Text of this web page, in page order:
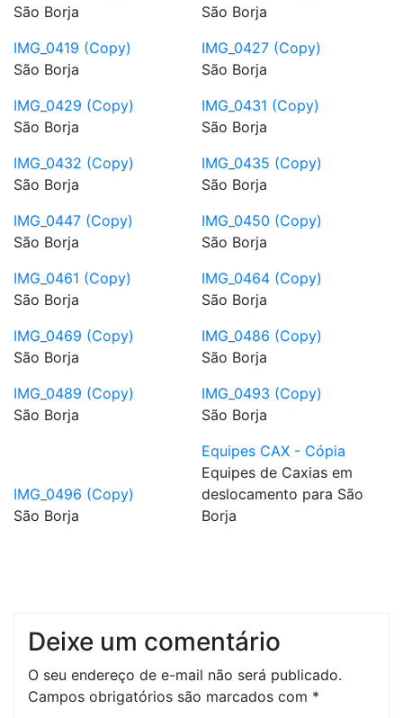
São Borja
São Borja
IMG_0419 (Copy)
São Borja
IMG_0427 (Copy)
São Borja
IMG_0429 (Copy)
São Borja
IMG_0431 (Copy)
São Borja
IMG_0432 (Copy)
São Borja
IMG_0435 (Copy)
São Borja
IMG_0447 (Copy)
São Borja
IMG_0450 (Copy)
São Borja
IMG_0461 (Copy)
São Borja
IMG_0464 (Copy)
São Borja
IMG_0469 (Copy)
São Borja
IMG_0486 (Copy)
São Borja
IMG_0489 (Copy)
São Borja
IMG_0493 (Copy)
São Borja
IMG_0496 (Copy)
São Borja
Equipes CAX - Cópia
Equipes de Caxias em
deslocamento para São
Borja
Deixe um comentário
O seu endereço de e-mail não será publicado.
Campos obrigatórios são marcados com *